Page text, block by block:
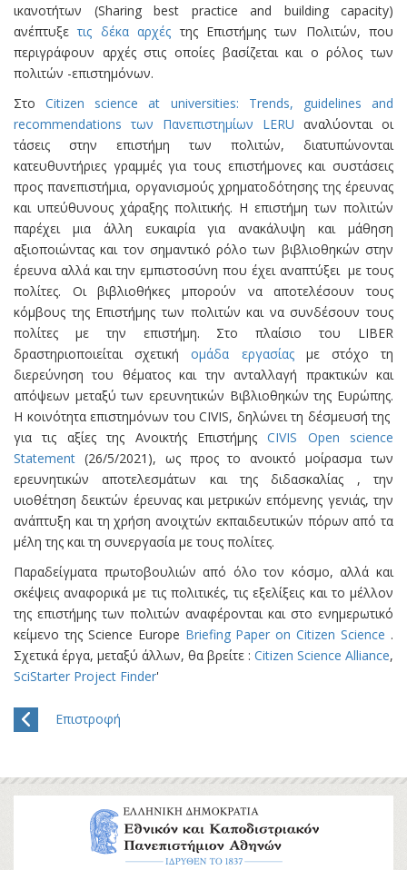
ικανοτήτων (Sharing best practice and building capacity)
ανέπτυξετις δέκα αρχές της Επιστήμης των Πολιτών, που
περιγράφουν αρχές στις οποίες βασίζεται και ο ρόλος των
πολιτών -επιστηµόνων.
Στο Citizen science at universities: Trends, guidelines and
recommendations των Πανεπιστημίων LERU αναλύονται οι
τάσεις στην επιστήμη των πολιτών, διατυπώνονται
κατευθυντήριες γραμμές για τους επιστήμονες και συστάσεις
προς πανεπιστήμια, οργανισμούς χρηματοδότησης της έρευνας
και υπεύθυνους χάραξης πολιτικής. Η επιστήμη των πολιτών
παρέχει μια άλλη ευκαιρία για ανακάλυψη και μάθηση
αξιοποιώντας και τον σημαντικό ρόλο των βιβλιοθηκών στην
έρευνα αλλά και την εμπιστοσύνη που έχει αναπτύξει με τους
πολίτες. Οι βιβλιοθήκες μπορούν να αποτελέσουν τους
κόμβους της Επιστήμης των πολιτών και να συνδέσουν τους
πολίτες με την επιστήμη. Στο πλαίσιο του LIBER
δραστηριοποιείται σχετικήομάδα εργασίαςμε στόχο τη
διερεύνηση του θέματος και την ανταλλαγή πρακτικών και
απόψεων μεταξύ των ερευνητικών Βιβλιοθηκών της Ευρώπης.
H κοινότητα επιστημόνων του CIVIS, δηλώνει τη δέσμευσή της
για τις αξίες της Ανοικτής ΕπιστήμηςCIVIS
Open science
Statement (26/5/2021), ως προς το ανοικτό μοίρασμα των
ερευνητικών αποτελεσμάτων και της διδασκαλίας , την
υιοθέτηση δεικτών έρευνας και μετρικών επόμενης γενιάς, την
ανάπτυξη και τη χρήση ανοιχτών εκπαιδευτικών πόρων από τα
μέλη της και τη συνεργασία με τους πολίτες.
Παραδείγματα πρωτοβουλιών από όλο τον κόσμο, αλλά και
σκέψεις αναφορικά με τις πολιτικές, τις εξελίξεις και το μέλλον
της επιστήμης των πολιτών αναφέρονται και στο ενημερωτικό
κείμενο της Science Europe Briefing Paper on Citizen Science .
Σχετικά έργα, μεταξύ άλλων, θα βρείτε : Citizen Science Alliance,
SciStarter Project Finder'
Επιστροφή